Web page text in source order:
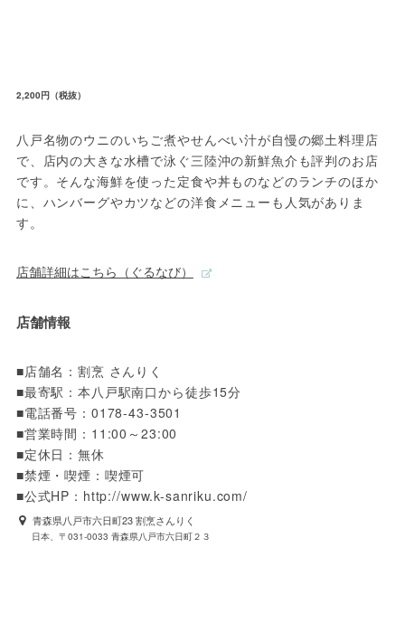
2,200円（税抜）
八戸名物のウニのいちご煮やせんべい汁が自慢の郷土料理店
で、店内の大きな水槽で泳ぐ三陸沖の新鮮魚介も評判のお店
です。そんな海鮮を使った定食や丼ものなどのランチのほか
に、ハンバーグやカツなどの洋食メニューも人気がありま
す。
店舗詳細はこちら（ぐるなび）
店舗情報
■店舗名：割烹 さんりく
■最寄駅：本八戸駅南口から徒歩15分
■電話番号：0178-43-3501
■営業時間：11:00～23:00
■定休日：無休
■禁煙・喫煙：喫煙可
■公式HP：http://www.k-sanriku.com/
青森県八戸市六日町23 割烹さんりく
日本、〒031-0033 青森県八戸市六日町２３